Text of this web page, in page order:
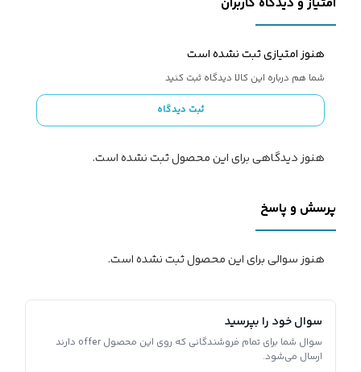
هنوز امتیازی ثبت نشده است
شما هم درباره این کالا دیدگاه ثبت کنید
ثبت دیدگاه
هنوز دیدگاهی برای این محصول ثبت نشده است.
پرسش و پاسخ
هنوز سوالی برای این محصول ثبت نشده است.
سوال خود را بپرسید
سوال شما برای تمام فروشندگانی که روی این محصول offer دارند
ارسال می‌شود.